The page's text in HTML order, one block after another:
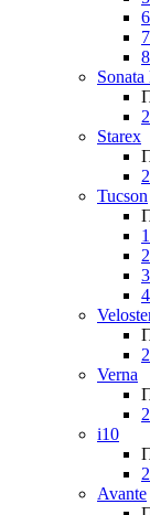
Starex
Tucson
Verna
i10
Avante